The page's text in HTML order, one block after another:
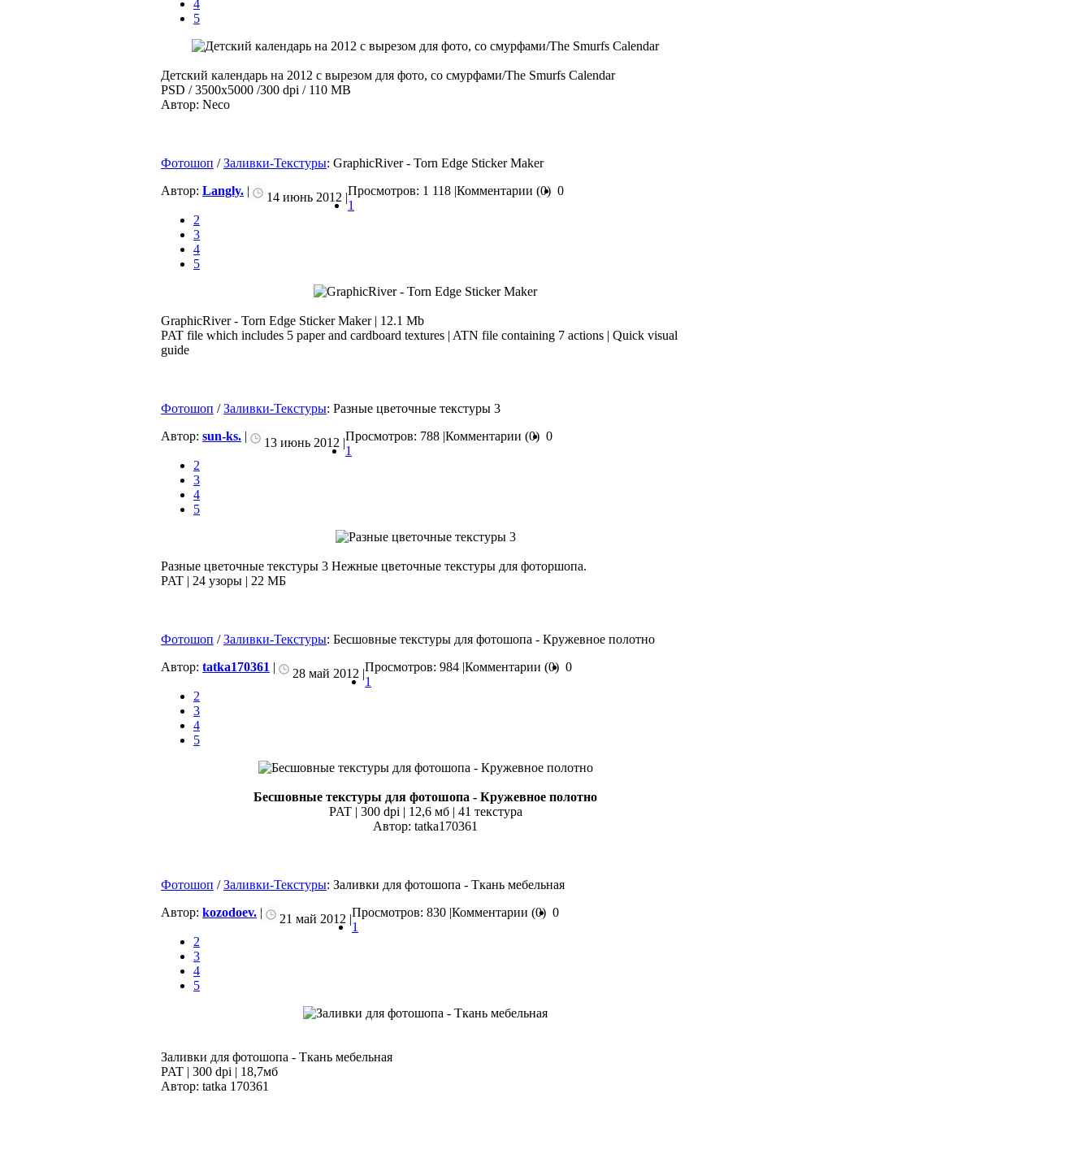
4
5
Детский календарь на 2012 с вырезом для фото, со смурфами/The Smurfs Calendar
PSD / 3500х5000 /300 dpi / 110 MB
Автор: Neco
Фотошоп /Заливки-Текстуры: GraphicRiver - Torn Edge Sticker Maker
Автор: Langly. | 14 июнь 2012 |Просмотров: 1 118 |Комментарии (0) 0
1
2
3
4
5
GraphicRiver - Torn Edge Sticker Maker | 12.1 Mb
PAT file which includes 5 paper and cardboard textures | ATN file containing 7 actions | Quick visual
guide
Фотошоп /Заливки-Текстуры: Разные цветочные текстуры 3
Автор: sun-ks. | 13 июнь 2012 |Просмотров: 788 |Комментарии (0) 0
1
2
3
4
5
Разные цветочные текстуры 3 Нежные цветочные текстуры для фоторшопа.
PAT | 24 узоры | 22 МБ
Фотошоп /Заливки-Текстуры: Бесшовные текстуры для фотошопа - Кружевное полотно
Автор: tatka170361 | 28 май 2012 |Просмотров: 984 |Комментарии (0) 0
1
2
3
4
5
Бесшовные текстуры для фотошопа - Кружевное полотно
PAT | 300 dpi | 12,6 мб | 41 текстура
Автор: tatka170361
Фотошоп /Заливки-Текстуры: Заливки для фотошопа - Ткань мебельная
Автор: kozodoev. | 21 май 2012 |Просмотров: 830 |Комментарии (0) 0
1
2
3
4
5
Заливки для фотошопа - Ткань мебельная
PAT | 300 dpi | 18,7мб
Автор: tatka 170361